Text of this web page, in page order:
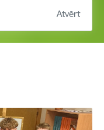
Atvērt